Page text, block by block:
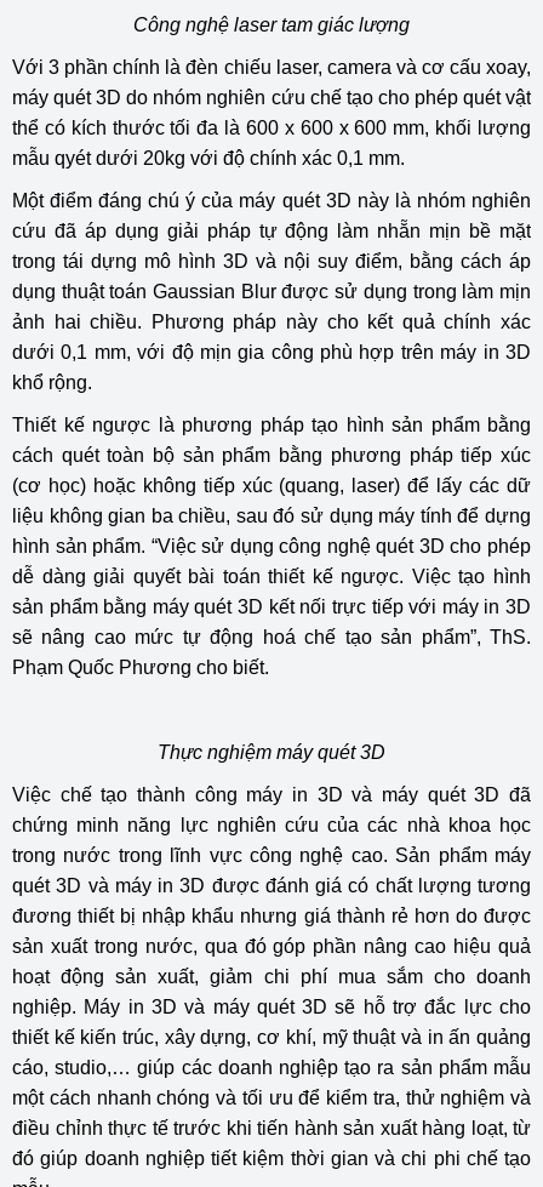
Công nghệ laser tam giác lượng
Với 3 phần chính là đèn chiếu laser, camera và cơ cấu xoay,
máy quét 3D do nhóm nghiên cứu chế tạo cho phép quét vật
thể có kích thước tối đa là 600 x 600 x 600 mm, khối lượng
mẫu qyét dưới 20kg với độ chính xác 0,1 mm.
Một điểm đáng chú ý của máy quét 3D này là nhóm nghiên
cứu đã áp dụng giải pháp tự động làm nhẵn mịn bề mặt
trong tái dựng mô hình 3D và nội suy điểm, bằng cách áp
dụng thuật toán Gaussian Blur được sử dụng trong làm mịn
ảnh hai chiều. Phương pháp này cho kết quả chính xác
dưới 0,1 mm, với độ mịn gia công phù hợp trên máy in 3D
khổ rộng.
Thiết kế ngược là phương pháp tạo hình sản phẩm bằng
cách quét toàn bộ sản phẩm bằng phương pháp tiếp xúc
(cơ học) hoặc không tiếp xúc (quang, laser) để lấy các dữ
liệu không gian ba chiều, sau đó sử dụng máy tính để dựng
hình sản phẩm. “Việc sử dụng công nghệ quét 3D cho phép
dễ dàng giải quyết bài toán thiết kế ngược. Việc tạo hình
sản phẩm bằng máy quét 3D kết nối trực tiếp với máy in 3D
sẽ nâng cao mức tự động hoá chế tạo sản phẩm”, ThS.
Phạm Quốc Phương cho biết.
Thực nghiệm máy quét 3D
Việc chế tạo thành công máy in 3D và máy quét 3D đã
chứng minh năng lực nghiên cứu của các nhà khoa học
trong nước trong lĩnh vực công nghệ cao. Sản phẩm máy
quét 3D và máy in 3D được đánh giá có chất lượng tương
đương thiết bị nhập khẩu nhưng giá thành rẻ hơn do được
sản xuất trong nước, qua đó góp phần nâng cao hiệu quả
hoạt động sản xuất, giảm chi phí mua sắm cho doanh
nghiệp. Máy in 3D và máy quét 3D sẽ hỗ trợ đắc lực cho
thiết kế kiến trúc, xây dựng, cơ khí, mỹ thuật và in ấn quảng
cáo, studio,… giúp các doanh nghiệp tạo ra sản phẩm mẫu
một cách nhanh chóng và tối ưu để kiểm tra, thử nghiệm và
điều chỉnh thực tế trước khi tiến hành sản xuất hàng loạt, từ
đó giúp doanh nghiệp tiết kiệm thời gian và chi phi chế tạo